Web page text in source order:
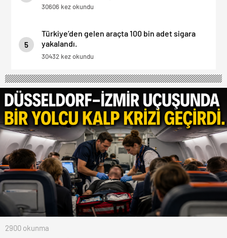
30606 kez okundu
5
Türkiye’den gelen araçta 100 bin adet sigara
yakalandı.
30432 kez okundu
2900 okunma